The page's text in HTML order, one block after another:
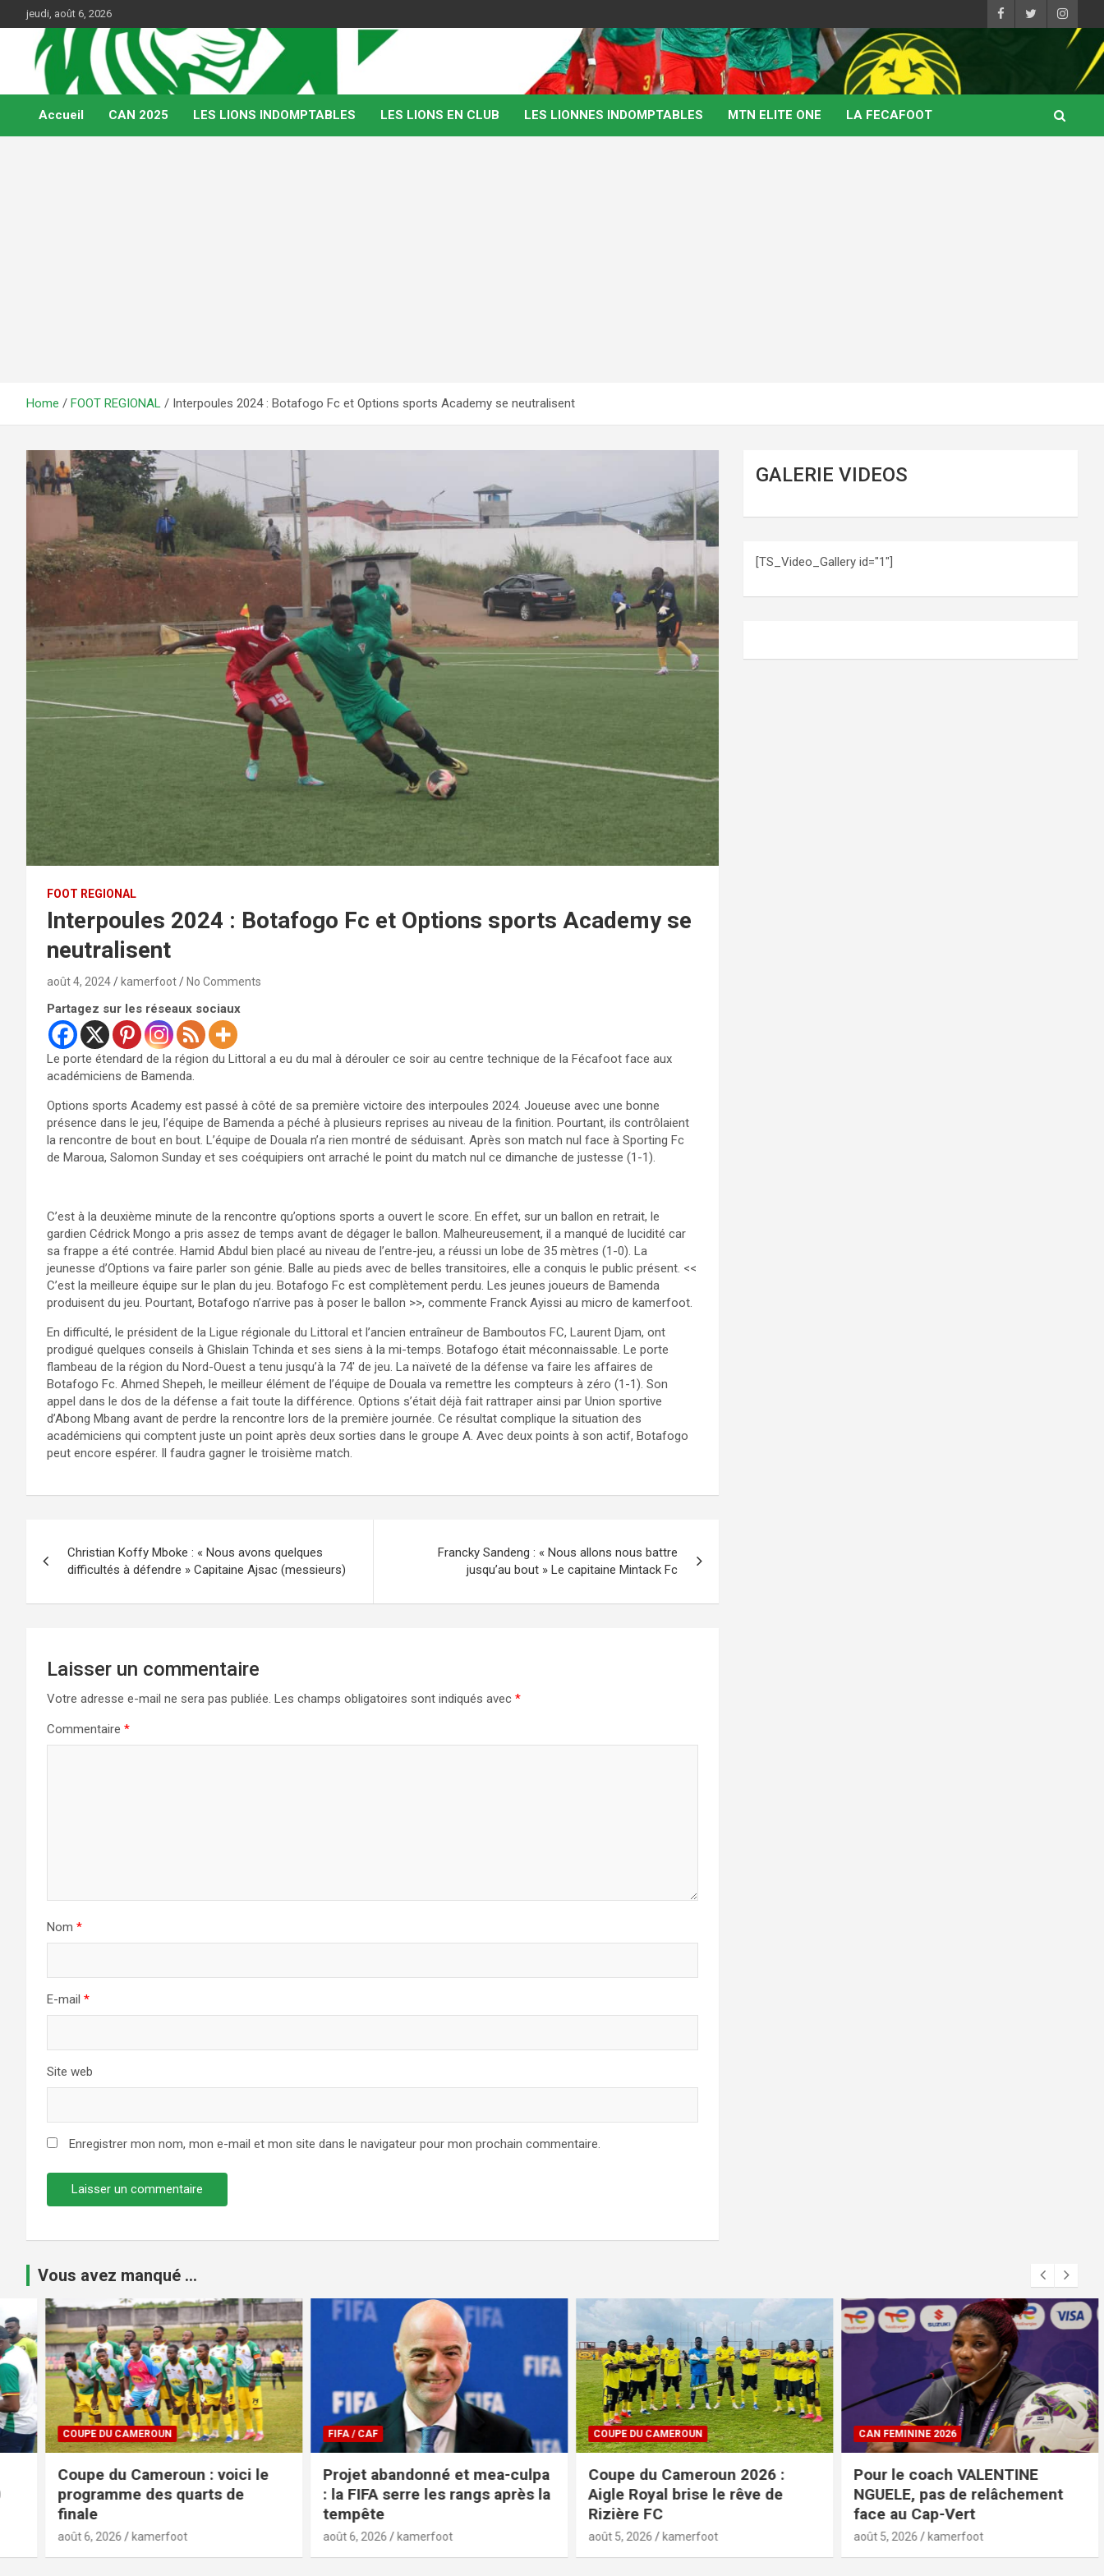
to
content
jeudi, août 6, 2026
Kamerfoot
Web Magazine du football camerounais
Accueil CAN 2025 LES LIONS INDOMPTABLES LES LIONS EN CLUB LES LIONNES INDOMPTABLES MTN ELITE ONE LA FECAFOOT
Home FOOT REGIONAL Interpoules 2024 : Botafogo Fc et Options sports Academy se neutralisent
FOOT REGIONAL
Interpoules 2024 : Botafogo Fc et Options sports Academy se
neutralisent
août 4, 2024 kamerfoot No Comments
Partagez sur les réseaux sociaux
Le porte étendard de la région du Littoral a eu du mal à dérouler ce soir au centre technique de la Fécafoot face aux
académiciens de Bamenda.
Options sports Academy est passé à côté de sa première victoire des interpoules 2024. Joueuse avec une bonne
présence dans le jeu, l’équipe de Bamenda a péché à plusieurs reprises au niveau de la finition. Pourtant, ils contrôlaient
la rencontre de bout en bout. L’équipe de Douala n’a rien montré de séduisant. Après son match nul face à Sporting Fc
de Maroua, Salomon Sunday et ses coéquipiers ont arraché le point du match nul ce dimanche de justesse (1-1).
C’est à la deuxième minute de la rencontre qu’options sports a ouvert le score. En effet, sur un ballon en retrait, le
gardien Cédrick Mongo a pris assez de temps avant de dégager le ballon. Malheureusement, il a manqué de lucidité car
sa frappe a été contrée. Hamid Abdul bien placé au niveau de l’entre-jeu, a réussi un lobe de 35 mètres (1-0). La
jeunesse d’Options va faire parler son génie. Balle au pieds avec de belles transitoires, elle a conquis le public présent. <<
C’est la meilleure équipe sur le plan du jeu. Botafogo Fc est complètement perdu. Les jeunes joueurs de Bamenda
produisent du jeu. Pourtant, Botafogo n’arrive pas à poser le ballon >>, commente Franck Ayissi au micro de kamerfoot.
En difficulté, le président de la Ligue régionale du Littoral et l’ancien entraîneur de Bamboutos FC, Laurent Djam, ont
prodigué quelques conseils à Ghislain Tchinda et ses siens à la mi-temps. Botafogo était méconnaissable. Le porte
flambeau de la région du Nord-Ouest a tenu jusqu’à la 74′ de jeu. La naïveté de la défense va faire les affaires de
Botafogo Fc. Ahmed Shepeh, le meilleur élément de l’équipe de Douala va remettre les compteurs à zéro (1-1). Son
appel dans le dos de la défense a fait toute la différence. Options s’était déjà fait rattraper ainsi par Union sportive
d’Abong Mbang avant de perdre la rencontre lors de la première journée. Ce résultat complique la situation des
académiciens qui comptent juste un point après deux sorties dans le groupe A. Avec deux points à son actif, Botafogo
peut encore espérer. Il faudra gagner le troisième match.
de
l’article
Christian Koffy Mboke : « Nous avons quelques
difficultés à défendre » Capitaine Ajsac (messieurs)
Francky Sandeng : « Nous allons nous battre
jusqu’au bout » Le capitaine Mintack Fc
Laisser un commentaire
Votre adresse e-mail ne sera pas publiée. Les champs obligatoires sont indiqués avec *
Commentaire *
Nom *
E-mail *
Site web
Enregistrer mon nom, mon e-mail et mon site dans le navigateur pour mon prochain commentaire.
GALERIE VIDEOS
[TS_Video_Gallery id="1"]
Vous avez manqué ...
COUPE DU CAMEROUN
Coupe du Cameroun : voici le
programme des quarts de
finale
août 6, 2026 kamerfoot
FIFA / CAF
Projet abandonné et mea-culpa
: la FIFA serre les rangs après la
tempête
août 6, 2026 kamerfoot
COUPE DU CAMEROUN
Coupe du Cameroun 2026 :
Aigle Royal brise le rêve de
Rizière FC
août 5, 2026 kamerfoot
CAN FEMININE 2026
Pour le coach VALENTINE
NGUELE, pas de relâchement
face au Cap-Vert
août 5, 2026 kamerfoot